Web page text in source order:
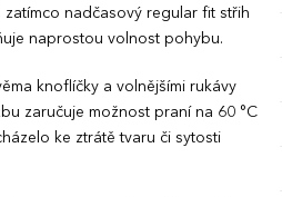
nadčasový regular fit střih
naprostou volnost pohybu.
knoflíčky a volnějšími rukávy
zaručuje možnost praní na 60 °C
ke ztrátě tvaru či sytosti